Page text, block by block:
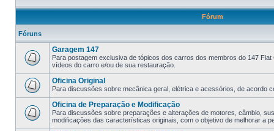
Fórum
Fóruns
Garagem 147
Para postagem exclusiva de tópicos dos carros dos membros do 147
vídeos do carro e/ou de sua restauração.
Oficina Original
Para discussões sobre mecânica geral, elétrica e acessórios, de acordo
Oficina de Preparação e Modificação
Para discussões sobre preparações e alterações de motores, câmbio,
modificações das características originais, com o objetivo de melhorar a